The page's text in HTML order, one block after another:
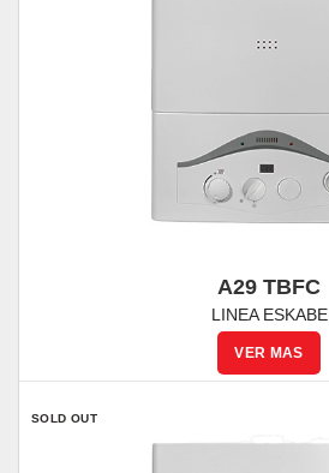
A29 TBFC
LINEA ESKABE
SOLD OUT